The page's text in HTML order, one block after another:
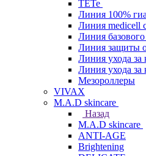
TETe
Линия 100%
Линия medicell
Линия
Линия защиты
Линия ухода за
Линия ухода за
Мезороллеры
VIVAX
M.A.D skincare
Назад
M.A.D skincare
ANTI-AGE
Brightening